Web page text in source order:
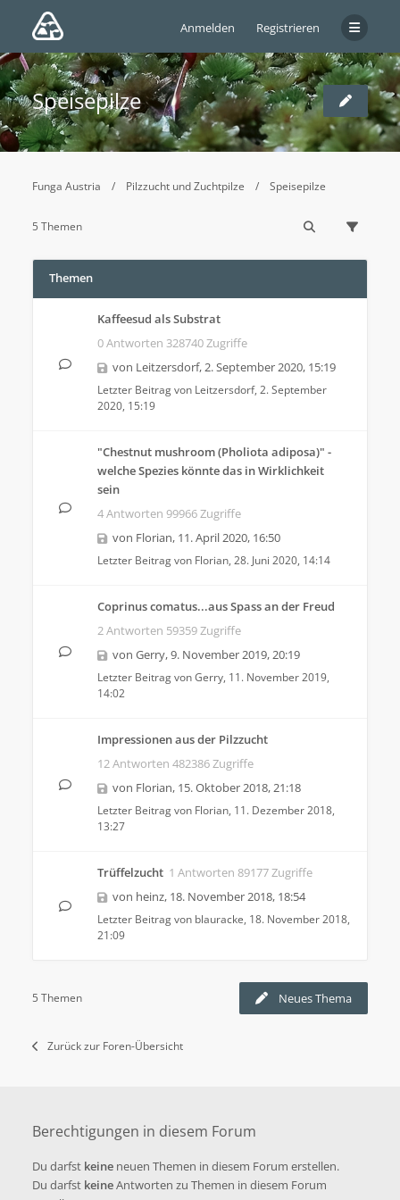
Anmelden Registrieren
Speisepilze
Funga Austria Pilzzucht und Zuchtpilze Speisepilze
5 Themen
Themen
Kaffeesud als Substrat
0 Antworten 328740 Zugriffe
von Leitzersdorf,2. September 2020, 15:19
Letzter Beitrag von Leitzersdorf, 2. September
2020, 15:19
"Chestnut mushroom (Pholiota adiposa)" -
welche Spezies könnte das in Wirklichkeit
sein
4 Antworten 99966 Zugriffe
von Florian, 11. April 2020, 16:50
Letzter Beitrag von Florian, 28. Juni 2020, 14:14
Coprinus comatus...aus Spass an der Freud
2 Antworten 59359 Zugriffe
von Gerry,9. November 2019, 20:19
Letzter Beitrag vonGerry, 11. November 2019,
14:02
Impressionen aus der Pilzzucht
12 Antworten 482386 Zugriffe
von Florian, 15. Oktober 2018, 21:18
Letzter Beitrag von Florian, 11. Dezember 2018,
13:27
Trüffelzucht 1 Antworten 89177 Zugriffe
von heinz, 18. November 2018, 18:54
Letzter Beitrag von blauracke, 18. November 2018,
21:09
Neues Thema
5 Themen
Zurück zur Foren-Übersicht
Berechtigungen in diesem Forum
Du darfst keine neuen Themen in diesem Forum erstellen.
Du darfst keineAntworten zu Themen in diesem Forum